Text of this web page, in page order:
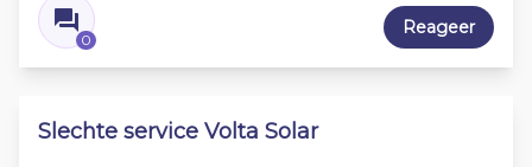
0
Reageer
Slechte service Volta Solar